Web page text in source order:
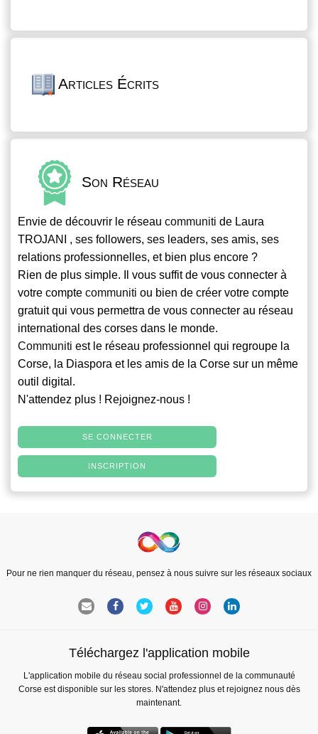
Articles Écrits
Son Réseau
Envie de découvrir le réseau communiti de Laura
TROJANI , ses followers, ses leaders, ses amis, ses
relations professionnelles, et bien plus encore ?
Rien de plus simple. Il vous suffit de vous connecter à
votre compte communiti ou bien de créer votre compte
gratuit qui vous permettra de vous connecter au réseau
international des corses dans le monde.
Communiti est le réseau professionnel qui regroupe la
Corse, la Diaspora et les amis de la Corse sur un même
outil digital.
N'attendez plus ! Rejoignez-nous !
SE CONNECTER
INSCRIPTION
Pour ne rien manquer du réseau, pensez à nous suivre sur les réseaux sociaux
Téléchargez l'application mobile
L'application mobile du réseau social professionnel de la communauté
Corse est disponible sur les stores. N'attendez plus et rejoignez nous dès
maintenant.